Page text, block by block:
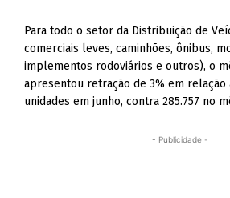
Para todo o setor da Distribuição de
comerciais leves, caminhões, ônibus,
implementos rodoviários e outros), o
apresentou retração de 3% em relação
unidades em junho, contra 285.757 no
- Publicidade -